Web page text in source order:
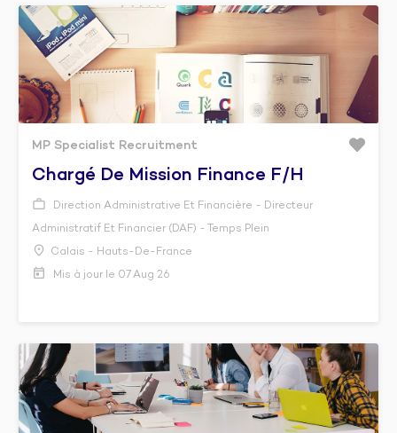
MP Specialist Recruitment
Chargé De Mission Finance F/h
Direction Administrative Et Financière - Directeur
Administratif Et Financier (DAF) - Temps Plein
Calais - Hauts-De-France
Mis à jour le 07 Aug 26